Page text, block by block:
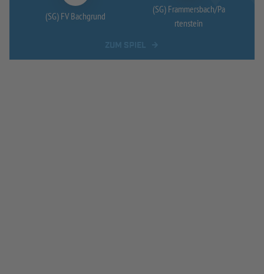
(SG) FV Bachgrund
(SG) Frammersbach/Pa
rtenstein